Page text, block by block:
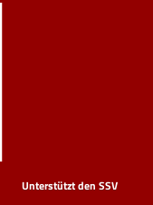
Unterstützt den SSV